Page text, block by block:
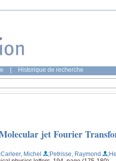
Historique de recherche
jet Fourier
;Carleer, Michel ;Petrisse, Raymond